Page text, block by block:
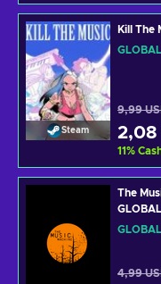
Steam
Kill The
9,99
2,08
11%
The
GLOBAL
4,99